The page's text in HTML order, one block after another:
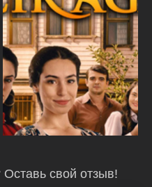
свой отзыв!